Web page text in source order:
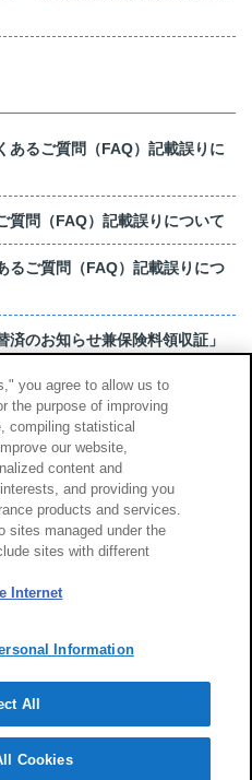
あるご質問（FAQ）記載誤りに
質問（FAQ）記載誤りについて
るご質問（FAQ）記載誤りにつ
済のお知らせ兼保険料領収証」
質問（FAQ）記載誤りについて
見る
いて
勧誘方針
Fire Insurance Co., Ltd.
you agree to allow us to
the purpose of improving
compiling statistical
our website,
content and
and providing you
products and services.
sites managed under the
sites with different
Internet
Information
All
Cookies